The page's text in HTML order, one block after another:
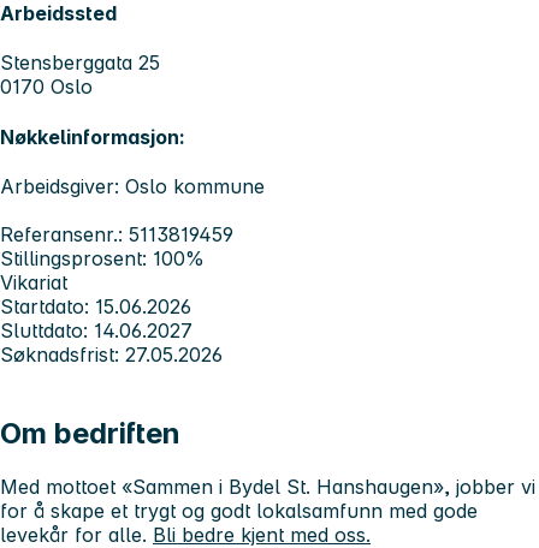
Arbeidssted
Stensberggata 25
0170 Oslo
Nøkkelinformasjon:
Arbeidsgiver: Oslo kommune
Referansenr.: 5113819459
Stillingsprosent: 100%
Vikariat
Startdato: 15.06.2026
Sluttdato: 14.06.2027
Søknadsfrist: 27.05.2026
Om bedriften
Med mottoet «Sammen i Bydel St. Hanshaugen», jobber vi
for å skape et trygt og godt lokalsamfunn med gode
levekår for alle. Bli bedre kjent med oss.